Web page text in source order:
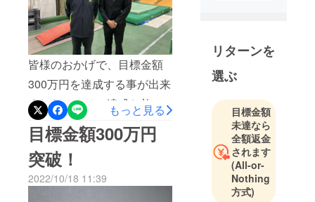
皆様のおかげで、目標金額
300万円を達成する事が出来
ました！！その達成お礼リ
ターンを実施する事が決定
致しました！内容10月25
日 【火曜】20時〜
Instagram ライブ出演者亀山
もっと見る
目標金額300万円
突破！
2022/10/18 11:39
リターンを
選ぶ
目標金額
未達なら
全額返金
されます
(All-or-
Nothing
方式)